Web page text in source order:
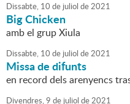
Dissabte, 10 de juliol de2021
Big Chicken
amb el grup Xiula
Dissabte, 10 de juliol de2021
Missa de difunts
en record dels arenyencs
Divendres,9 de juliol de2021